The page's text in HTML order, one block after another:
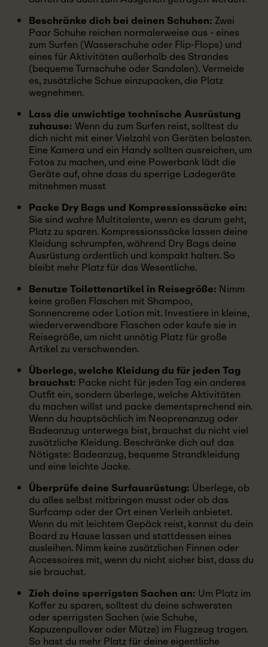
Beschränke dich bei deinen Schuhen:Zwei
Paar Schuhe reichen normalerweise aus - eines
zum Surfen (Wasserschuhe oder Flip-Flops) und
eines für Aktivitäten außerhalb des Strandes
(bequeme Turnschuhe oder Sandalen). Vermeide
es, zusätzliche Schue einzupacken, die Platz
wegnehmen.
Lass die unwichtige technische Ausrüstung
zuhause: Wenn du zum Surfen reist, solltest du
dich nicht mit einer Vielzahl von Geräten belasten.
Eine Kamera und ein Handy sollten ausreichen, um
Fotos zu machen, und eine Powerbank lädt die
Geräte auf, ohne dass du sperrige Ladegeräte
mitnehmen musst
Packe Dry Bags und Kompressionssäcke ein:
Sie sind wahre Multitalente, wenn es darum geht,
Platz zu sparen. Kompressionssäcke lassen deine
Kleidung schrumpfen, während Dry Bags deine
Ausrüstung ordentlich und kompakt halten. So
bleibt mehr Platz für das Wesentliche.
Benutze Toilettenartikel in Reisegröße: Nimm
keine großen Flaschen mit Shampoo,
Sonnencreme oder Lotion mit. Investiere in kleine,
wiederverwendbare Flaschen oder kaufe sie in
Reisegröße, um nicht unnötig Platz für große
Artikel zu verschwenden.
Überlege, welche Kleidung du für jeden Tag
brauchst: Packe nicht für jeden Tag ein anderes
Outfit ein, sondern überlege, welche Aktivitäten
du machen willst und packe dementsprechend ein.
Wenn du hauptsächlich im Neoprenanzug oder
Badeanzug unterwegs bist, brauchst du nicht viel
zusätzliche Kleidung. Beschränke dich auf das
Nötigste: Badeanzug, bequeme Strandkleidung
und eine leichte Jacke.
Überprüfe deine Surfausrüstung: Überlege, ob
du alles selbst mitbringen musst oder ob das
Surfcamp oder der Ort einen Verleih anbietet.
Wenn du mit leichtem Gepäck reist, kannst du dein
Board zu Hause lassen und stattdessen eines
ausleihen. Nimm keine zusätzlichen Finnen oder
Accessoires mit, wenn du nicht sicher bist, dass du
sie brauchst.
Zieh deine sperrigsten Sachen an: Um Platz im
Koffer zu sparen, solltest du deine schwersten
oder sperrigsten Sachen (wie Schuhe,
Kapuzenpullover oder Mütze) im Flugzeug tragen.
So hast du mehr Platz für deine eigentliche